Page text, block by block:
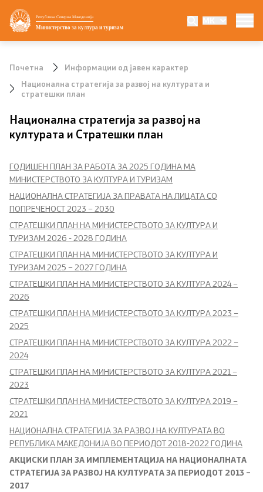
Република Северна Македонија
Министерство за култура и туризам
MK
Министерство
Заменик министер
Мисијата визија и приоритети
Политика за квалитет
Внатрешна организација
УНЕСКО
Национални институции
Локални институции
Органи во состав
Инспекторат за употребата на македонскиот
стандарден јазик
Совет за македонски јазик
Совет на Европа
Творештво
Односи со јавност
Почетна
Информации од јавен карактер
Национална стратегија за развој на културата и
стратешки план
Национална стратегија за развој на
културата и Стратешки план
ГОДИШЕН ПЛАН ЗА РАБОТА ЗА 2025 ГОДИНА МА
МИНИСТЕРСТВОТО ЗА КУЛТУРА И ТУРИЗАМ
НАЦИОНАЛНА СТРАТЕГИЈА ЗА ПРАВАТА НА ЛИЦАТА СО
ПОПРЕЧЕНОСТ 2023 – 2030
СТРАТЕШКИ ПЛАН НА МИНИСТЕРСТВОТО ЗА КУЛТУРА И
ТУРИЗАМ 2026 - 2028 ГОДИНА
СТРАТЕШКИ ПЛАН НА МИНИСТЕРСТВОТО ЗА КУЛТУРА И
ТУРИЗАМ 2025 – 2027 ГОДИНА
СТРАТЕШКИ ПЛАН НА МИНИСТЕРСТВОТО ЗА КУЛТУРА 2024 –
2026
СТРАТЕШКИ ПЛАН НА МИНИСТЕРСТВОТО ЗА КУЛТУРА 2023 –
2025
СТРАТЕШКИ ПЛАН НА МИНИСТЕРСТВОТО ЗА КУЛТУРА 2022 –
2024
СТРАТЕШКИ ПЛАН НА МИНИСТЕРСТВОТО ЗА КУЛТУРА 2021 –
2023
СТРАТЕШКИ ПЛАН НА МИНИСТЕРСТВОТО ЗА КУЛТУРА 2019 –
2021
НАЦИОНАЛНА СТРАТЕГИЈА ЗА РАЗВОЈ НА КУЛТУРАТА ВО
РЕПУБЛИКА МАКЕДОНИЈА ВО ПЕРИОДОТ 2018-2022 ГОДИНА
АКЦИСКИ ПЛАН ЗА ИМПЛЕМЕНТАЦИЈА НА НАЦИОНАЛНАТА
СТРAТЕГИЈА ЗА РАЗВОЈ НА КУЛТУРАТА ЗА ПЕРИОДОТ 2013 –
2017